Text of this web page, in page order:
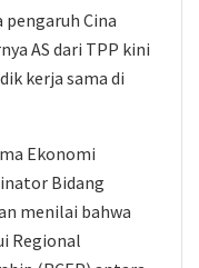
Cina
AS dari TPP kini
kerja sama di
Ekonomi
Bidang
menilai bahwa
Regional